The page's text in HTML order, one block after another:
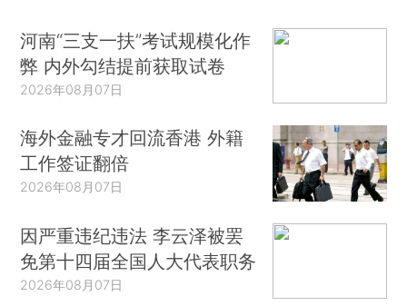
河南“三支一扶”考试规模化作
弊 内外勾结提前获取试卷
2026年08月07日
海外金融专才回流香港 外籍
工作签证翻倍
2026年08月07日
因严重违纪违法 李云泽被罢
免第十四届全国人大代表职务
2026年08月07日